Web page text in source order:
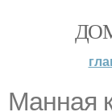
Манная